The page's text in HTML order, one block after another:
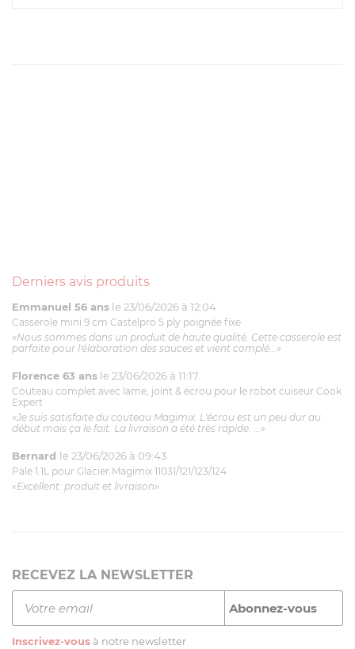
Derniers avis produits
Emmanuel 56 ans le 23/06/2026 à 12:04
Casserole mini 9 cm Castelpro 5 ply poignée fixe
«Nous sommes dans un produit de haute qualité. Cette casserole est
parfaite pour l'élaboration des sauces et vient complé...»
Florence 63 ans le 23/06/2026 à 11:17
Couteau complet avec lame, joint & écrou pour le robot cuiseur Cook
Expert
«Je suis satisfaite du couteau Magimix. L'écrou est un peu dur au
début mais ça le fait. La livraison a été très rapide. ...»
Bernard le 23/06/2026 à 09:43
Pale 1.1L pour Glacier Magimix 11031/121/123/124
«Excellent: produit et livraison»
RECEVEZ LA NEWSLETTER
Inscrivez-vous à notre newsletter